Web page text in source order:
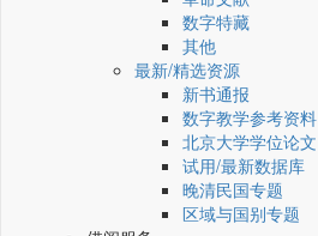
数字特藏
其他
最新/精选资源
新书通报
数字教学参考资料
北京大学学位论文
试用/最新数据库
晚清民国专题
区域与国别专题